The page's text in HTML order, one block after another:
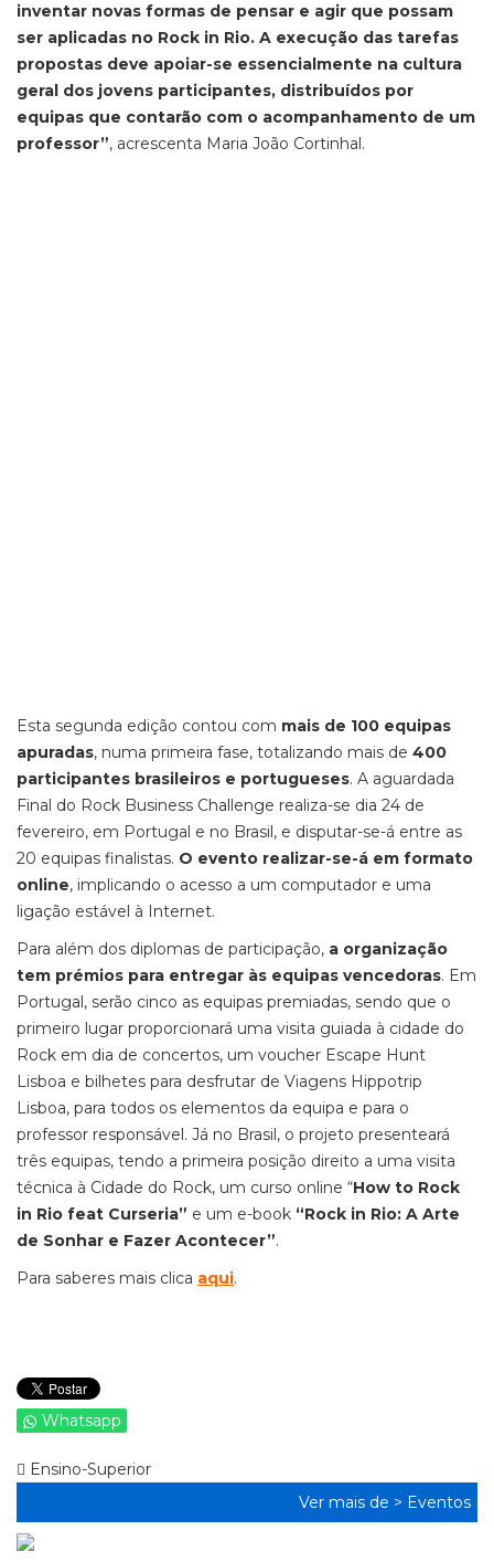
inventar novas formas de pensar e agir que possam
ser aplicadas no Rock in Rio. A execução das tarefas
propostas deve apoiar-se essencialmente na cultura
geral dos jovens participantes, distribuídos por
equipas que contarão com o acompanhamento de um
professor”, acrescenta Maria João Cortinhal.
Esta segunda edição contou com mais de 100 equipas
apuradas, numa primeira fase, totalizando mais de 400
participantes brasileiros e portugueses. A aguardada
Final do Rock Business Challenge realiza-se dia 24 de
fevereiro, em Portugal e no Brasil, e disputar-se-á entre as
20 equipas finalistas. O evento realizar-se-á em formato
online, implicando o acesso a um computador e uma
ligação estável à Internet.
Para além dos diplomas de participação, a organização
tem prémios para entregar às equipas vencedoras. Em
Portugal, serão cinco as equipas premiadas, sendo que o
primeiro lugar proporcionará uma visita guiada à cidade do
Rock em dia de concertos, um voucher Escape Hunt
Lisboa e bilhetes para desfrutar de Viagens Hippotrip
Lisboa, para todos os elementos da equipa e para o
professor responsável. Já no Brasil, o projeto presenteará
três equipas, tendo a primeira posição direito a uma visita
técnica à Cidade do Rock, um curso online “How to Rock
in Rio feat Curseria” e um e-book “Rock in Rio: A Arte
de Sonhar e Fazer Acontecer”.
Para saberes mais clica aqui.
Whatsapp
Ensino-Superior
Ver mais de > Eventos